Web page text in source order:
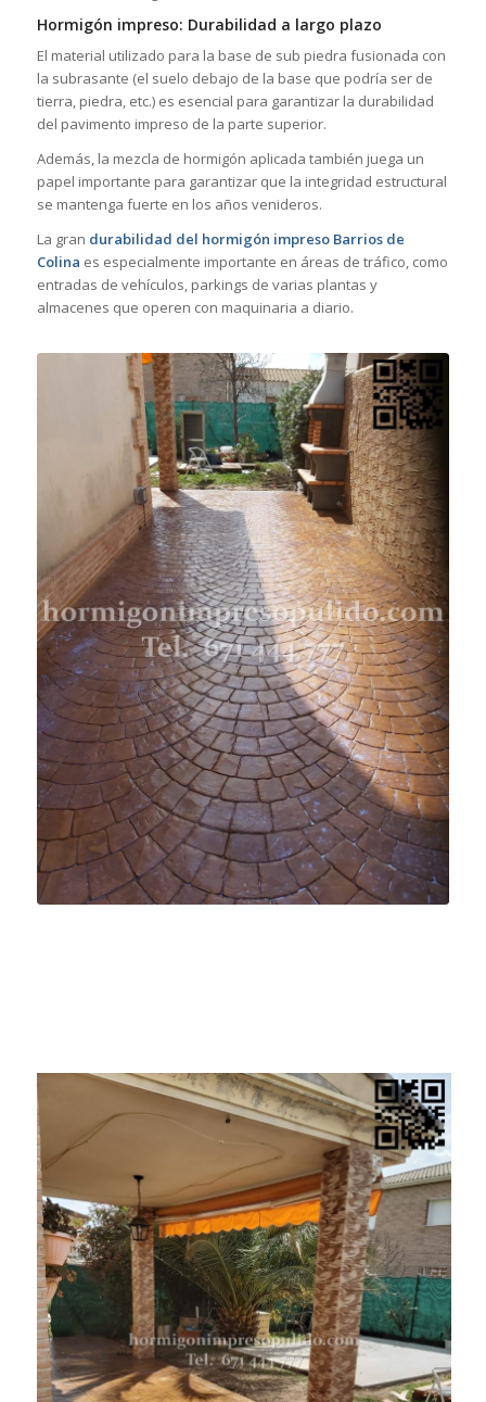
Hormigón impreso: Durabilidad a largo plazo
El material utilizado para la base de sub piedra fusionada con
la subrasante (el suelo debajo de la base que podría ser de
tierra, piedra, etc.) es esencial para garantizar la durabilidad
del pavimento impreso de la parte superior.
Además, la mezcla de hormigón aplicada también juega un
papel importante para garantizar que la integridad estructural
se mantenga fuerte en los años venideros.
La gran durabilidad del hormigón impreso Barrios de
Colina es especialmente importante en áreas de tráfico, como
entradas de vehículos, parkings de varias plantas y
almacenes que operen con maquinaria a diario.